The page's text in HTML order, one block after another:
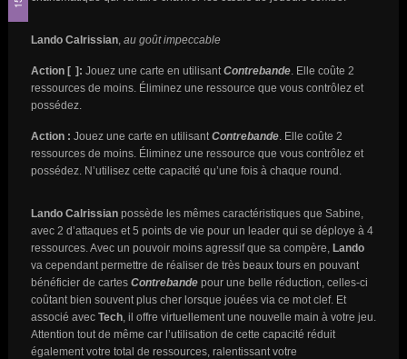
Lando Calrissian, au goût impeccable
Action [ ]: Jouez une carte en utilisantContrebande. Elle coûte 2
ressources de moins. Éliminez une ressource que vous contrôlez et
possédez.
Action : Jouez une carte en utilisantContrebande. Elle coûte 2
ressources de moins. Éliminez une ressource que vous contrôlez et
possédez. N’utilisez cette capacité qu’une fois à chaque round.
Lando Calrissian possède les mêmes caractéristiques que Sabine,
avec 2 d’attaques et 5 points de vie pour un leader qui se déploye à 4
ressources. Avec un pouvoir moins agressif que sa compère, Lando
va cependant permettre de réaliser de très beaux tours en pouvant
bénéficier de cartes Contrebande pour une belle réduction, celles-ci
coûtant bien souvent plus cher lorsque jouées via ce mot clef. Et
associé avec Tech, il offre virtuellement une nouvelle main à votre jeu.
Attention tout de même car l’utilisation de cette capacité réduit
également votre total de ressources, ralentissant votre